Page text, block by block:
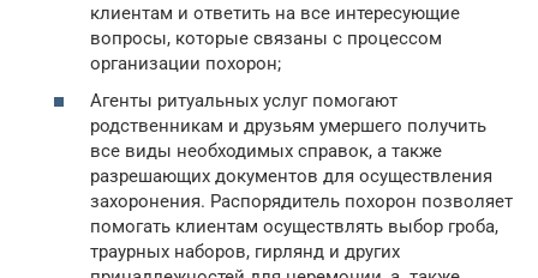
клиентам и ответить на все интересующие
вопросы, которые связаны с процессом
организации похорон;
Агенты ритуальных услуг помогают
родственникам и друзьям умершего получить
все виды необходимых справок, а также
разрешающих документов для осуществления
захоронения. Распорядитель похорон позволяет
помогать клиентам осуществлять выбор гроба,
траурных наборов, гирлянд и других